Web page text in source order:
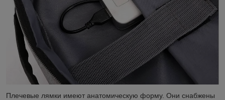
Плечевые лямки имеют анатомическую форму. Они снабжены